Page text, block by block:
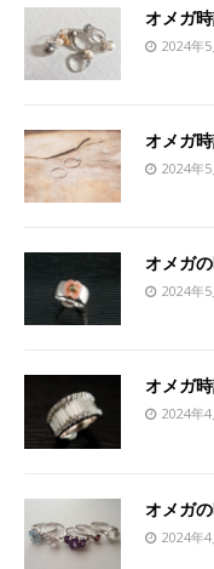
オメガ
2024年5
オメガ
2024年5
オメガ
2024年5
オメガ
2024年4
オメガ
2024年4